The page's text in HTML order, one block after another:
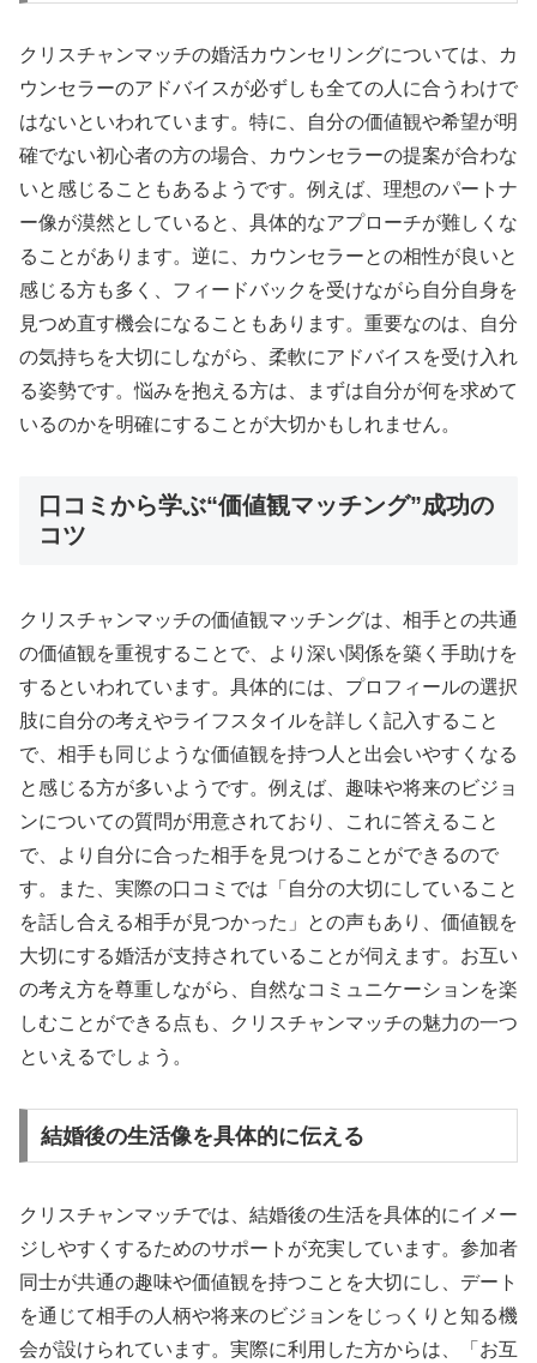
クリスチャンマッチの婚活カウンセリングについては、カ
ウンセラーのアドバイスが必ずしも全ての人に合うわけで
はないといわれています。特に、自分の価値観や希望が明
確でない初心者の方の場合、カウンセラーの提案が合わな
いと感じることもあるようです。例えば、理想のパートナ
ー像が漠然としていると、具体的なアプローチが難しくな
ることがあります。逆に、カウンセラーとの相性が良いと
感じる方も多く、フィードバックを受けながら自分自身を
見つめ直す機会になることもあります。重要なのは、自分
の気持ちを大切にしながら、柔軟にアドバイスを受け入れ
る姿勢です。悩みを抱える方は、まずは自分が何を求めて
いるのかを明確にすることが大切かもしれません。
口コミから学ぶ“価値観マッチング”成功の
コツ
クリスチャンマッチの価値観マッチングは、相手との共通
の価値観を重視することで、より深い関係を築く手助けを
するといわれています。具体的には、プロフィールの選択
肢に自分の考えやライフスタイルを詳しく記入すること
で、相手も同じような価値観を持つ人と出会いやすくなる
と感じる方が多いようです。例えば、趣味や将来のビジョ
ンについての質問が用意されており、これに答えること
で、より自分に合った相手を見つけることができるので
す。また、実際の口コミでは「自分の大切にしていること
を話し合える相手が見つかった」との声もあり、価値観を
大切にする婚活が支持されていることが伺えます。お互い
の考え方を尊重しながら、自然なコミュニケーションを楽
しむことができる点も、クリスチャンマッチの魅力の一つ
といえるでしょう。
結婚後の生活像を具体的に伝える
クリスチャンマッチでは、結婚後の生活を具体的にイメー
ジしやすくするためのサポートが充実しています。参加者
同士が共通の趣味や価値観を持つことを大切にし、デート
を通じて相手の人柄や将来のビジョンをじっくりと知る機
会が設けられています。実際に利用した方からは、「お互